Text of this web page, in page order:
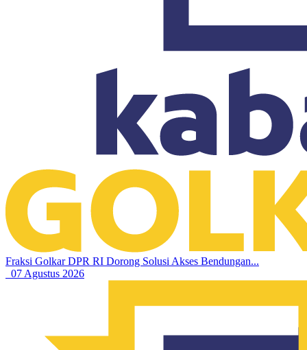
Fraksi Golkar DPR RI Dorong Solusi Akses Bendungan...
07 Agustus 2026